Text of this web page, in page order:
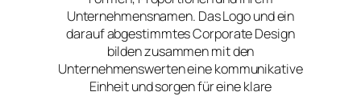
Unternehmensnamen. Das Logo und ein
darauf abgestimmtes Corporate Design
bilden zusammen mit den
Unternehmenswerten eine kommunikative
Einheit und sorgen für eine klare